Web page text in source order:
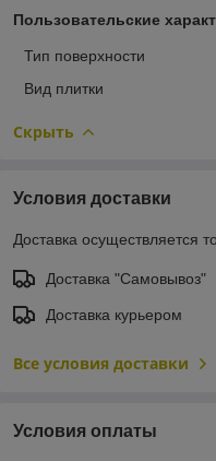
Пользовательские
Тип поверхности
Вид плитки
Скрыть
Условия доставки
Доставка осуществляется
Доставка "Самовывоз"
Доставка курьером
Все условия доставки
Условия оплаты